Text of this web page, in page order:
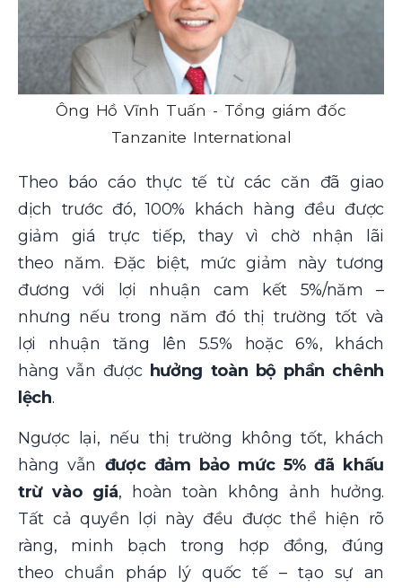
Ông Hồ Vĩnh Tuấn - Tổng giám đốc
Tanzanite International
Theo báo cáo thực tế từ các căn đã giao
dịch trước đó, 100% khách hàng đều được
giảm giá trực tiếp, thay vì chờ nhận lãi
theo năm. Đặc biệt, mức giảm này tương
đương với lợi nhuận cam kết 5%/năm –
nhưng nếu trong năm đó thị trường tốt và
lợi nhuận tăng lên 5.5% hoặc 6%, khách
hàng vẫn được hưởng toàn bộ phần chênh
lệch.
Ngược lại, nếu thị trường không tốt, khách
hàng vẫn được đảm bảo mức 5% đã khấu
trừ vào giá, hoàn toàn không ảnh hưởng.
Tất cả quyền lợi này đều được thể hiện rõ
ràng, minh bạch trong hợp đồng, đúng
theo chuẩn pháp lý quốc tế – tạo sự an